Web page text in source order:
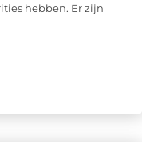
hebben. Er zijn